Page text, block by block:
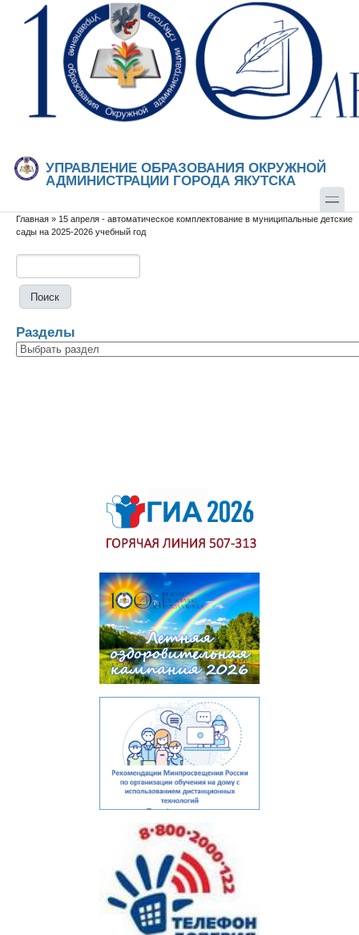
Перейти к основному содержанию
Skip to search
УПРАВЛЕНИЕ ОБРАЗОВАНИЯ ОКРУЖНОЙ
АДМИНИСТРАЦИИ ГОРОДА ЯКУТСКА
Вы здесь
Главная » 15 апреля - автоматическое комплектование в муниципальные детские
сады на 2025-2026 учебный год
Разделы